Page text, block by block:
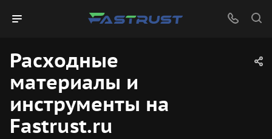
Расходные
материалы и
инструменты на
Fastrust.ru